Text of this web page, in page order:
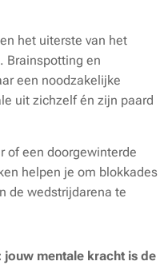
het uiterste van het
Brainspotting en
een noodzakelijke
uit zichzelf én zijn paard
of een doorgewinterde
helpen je om blokkades
de wedstrijdarena te
mentale kracht is de